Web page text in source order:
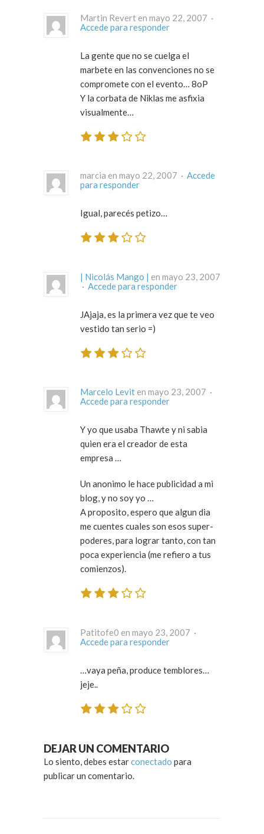
Martin Revert en mayo 22, 2007 ·
Accede para responder
La gente que no se cuelga el
marbete en las convenciones no se
compromete con el evento… 8oP
Y la corbata de Niklas me asfixia
visualmente…
marcia en mayo 22, 2007 · Accede
para responder
Igual, parecés petizo…
| Nicolás Mango | en mayo 23, 2007
· Accede para responder
JAjaja, es la primera vez que te veo
vestido tan serio =)
Marcelo Levit
en mayo 23, 2007 ·
Accede para responder
Y yo que usaba Thawte y ni sabia
quien era el creador de esta
empresa …
Un anonimo le hace publicidad a mi
blog, y no soy yo …
A proposito, espero que algun dia
me cuentes cuales son esos super-
poderes, para lograr tanto, con tan
poca experiencia (me refiero a tus
comienzos).
Patitofe0 en mayo 23, 2007 ·
Accede para responder
…vaya peña, produce temblores…
jeje..
DEJAR UN COMENTARIO
Lo siento, debes estarconectado para
publicar un comentario.